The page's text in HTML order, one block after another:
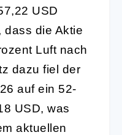
USD
dass die Aktie
Luft nach
dazu fiel der
auf ein 52-
USD, was
aktuellen